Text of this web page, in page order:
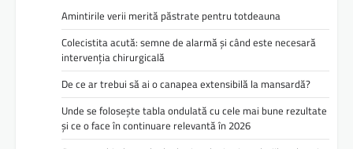
Amintirile verii merită păstrate pentru totdeauna
Colecistita acută: semne de alarmă și când este necesară
intervenția chirurgicală
De ce ar trebui să ai o canapea extensibilă la mansardă?
Unde se folosește tabla ondulată cu cele mai bune rezultate
și ce o face în continuare relevantă în 2026